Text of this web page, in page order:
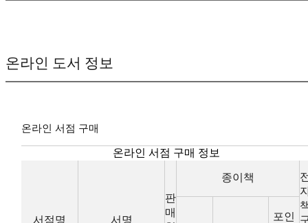
온라인 도서 정보
온라인 서점 구매
온라인 서점 구매 정보
서점명 서명
판
매
종이책
포인